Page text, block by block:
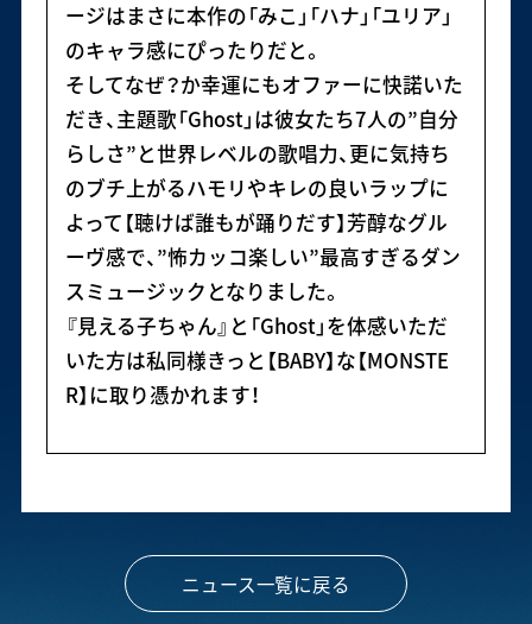
ージはまさに本作の「みこ」「ハナ」「ユリア」
のキャラ感にぴったりだと。
そしてなぜ？か幸運にもオファーに快諾いた
だき、主題歌「Ghost」は彼女たち7人の”自分
らしさ”と世界レベルの歌唱力、更に気持ち
のブチ上がるハモリやキレの良いラップに
よって【聴けば誰もが踊りだす】芳醇なグル
ーヴ感で、”怖カッコ楽しい”最高すぎるダン
スミュージックとなりました。
『見える子ちゃん』と「Ghost」を体感いただ
いた方は私同様きっと【BABY】な【MONSTE
R】に取り憑かれます！
ニュース一覧に戻る